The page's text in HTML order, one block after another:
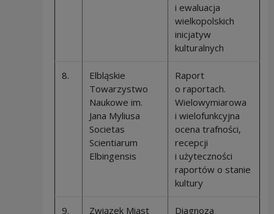
i ewaluacja
wielkopolskich
inicjatyw
kulturalnych
8.
Elbląskie
Towarzystwo
Naukowe im.
Jana Myliusa
Societas
Scientiarum
Elbingensis
Raport
o raportach.
Wielowymiarowa
i wielofunkcyjna
ocena trafności,
recepcji
i użyteczności
raportów o stanie
kultury
9. Związek Miast Diagnoza